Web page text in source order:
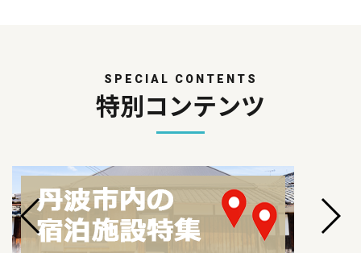
SPECIAL CONTENTS
特別コンテンツ